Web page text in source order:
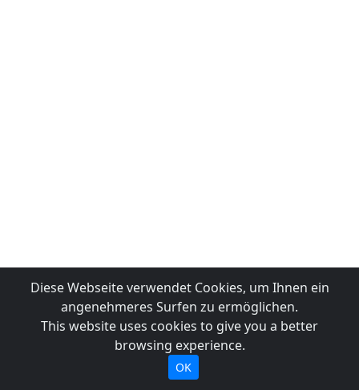
Diese Webseite verwendet Cookies, um Ihnen ein
angenehmeres Surfen zu ermöglichen.
This website uses cookies to give you a better
browsing experience.
OK